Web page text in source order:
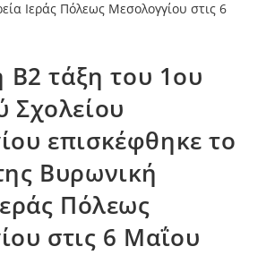
Β2 τάξη του 1ου
Σχολείου
επισκέφθηκε το
Βυρωνική
Πόλεως
στις 6 Μαΐου